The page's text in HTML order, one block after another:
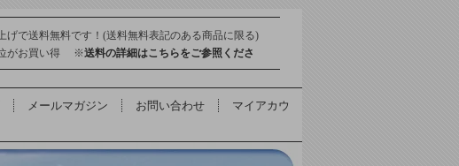
げで送料無料です！(送料無料表記のある商品に限る)
位がお買い得 ※送料の詳細はこちらをご参照くださ
メールマガジン お問い合わせ
マイアカウ